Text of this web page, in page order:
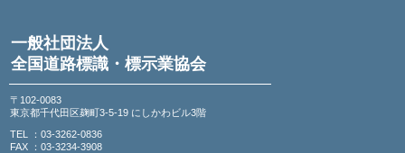
一般社団法人
全国道路標識・標示業協会
〒102-0083
東京都千代田区麹町3-5-19 にしかわビル3階
TEL ：03-3262-0836
FAX ：03-3234-3908